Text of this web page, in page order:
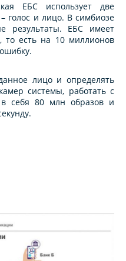
ЕБС использует две
голос и лицо. В симбиозе
результаты. ЕБС имеет
то есть на 10 миллионов
лицо и определять
системы, работать с
себя 80 млн образов и